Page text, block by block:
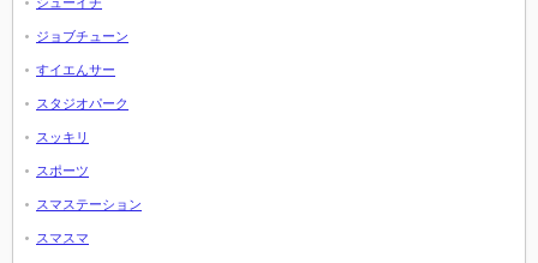
ジョブチューン
すイエんサー
スタジオパーク
スッキリ
スポーツ
スマステーション
スマスマ